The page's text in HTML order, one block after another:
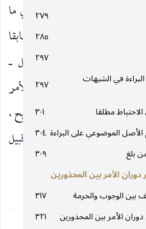
٢٧٩
٢٨٥
٢٩٧
في الشبهات
٢٩٧
مطلقا
٣٠١
الأصل الموضوعي على البراءة ٣٠٤
بلغ
٣٠٩
الأمر بين المحذورين
بين الوجوب والحرمة
٣١٧
دوران الأمر بين المحذورين
٣٢١
رفع اليد عن العموم في ما
، فاللازم بناء على ما ذكرنا سابقا
إنّما يكون كالمخصّص المتّصل ـ
ـ ، يكون العامّ من أوّل الأمر
الإذن في المعصية الذي هو قبيح ،
في مورد الشكّ ؛ لأنّه من قبيل
٤٠٠